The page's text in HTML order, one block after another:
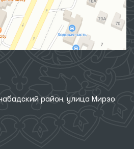
район, улица Мирзо